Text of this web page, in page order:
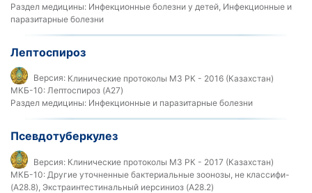
Раздел медицины: Инфекционные болезни у детей, Инфекционные и
паразитарные болезни
Лептоспироз
Версия: Клинические протоколы МЗ РК - 2016 (Казахстан)
МКБ-10: Лептоспироз (A27)
Раздел медицины: Инфекционные и паразитарные болезни
Псевдотуберкулез
Версия: Клинические протоколы МЗ РК - 2017 (Казахстан)
МКБ-10: Другие уточненные бактериальные зоонозы, не классифи-
(A28.8), Экстраинтестинальный иерсиниоз (A28.2)